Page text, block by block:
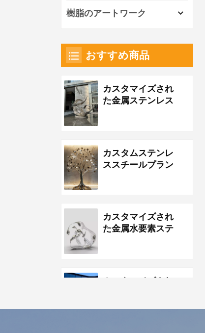
樹脂のアートワーク
おすすめ商品
カスタマイズされ
た金属ステンレス
カスタムステンレ
ススチールプラン
カスタマイズされ
た金属水要素ステ
カスタマイズされ